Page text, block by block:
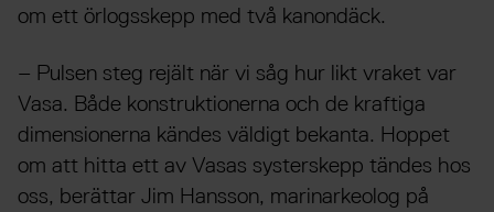
om ett örlogsskepp med två kanondäck.
– Pulsen steg rejält när vi såg hur likt vraket var
Vasa. Både konstruktionerna och de kraftiga
dimensionerna kändes väldigt bekanta. Hoppet
om att hitta ett av Vasas systerskepp tändes hos
oss, berättar Jim Hansson, marinarkeolog på